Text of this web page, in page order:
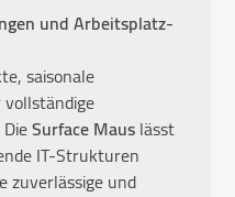
und Arbeitsplatz-
saisonale
DieSurface Mauslässt
IT-Strukturen
zuverlässige und